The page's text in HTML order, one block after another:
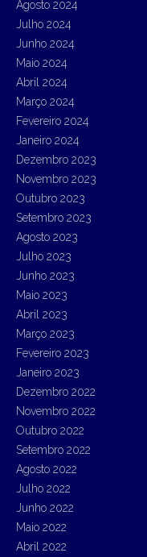
Agosto 2024
Julho 2024
Junho 2024
Maio 2024
Abril 2024
Março 2024
Fevereiro 2024
Janeiro 2024
Dezembro 2023
Novembro 2023
Outubro 2023
Setembro 2023
Agosto 2023
Julho 2023
Junho 2023
Maio 2023
Abril 2023
Março 2023
Fevereiro 2023
Janeiro 2023
Dezembro 2022
Novembro 2022
Outubro 2022
Setembro 2022
Agosto 2022
Julho 2022
Junho 2022
Maio 2022
Abril 2022